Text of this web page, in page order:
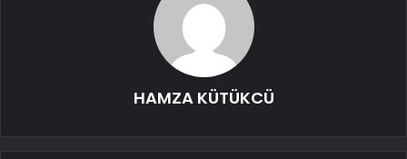
HAMZA KÜTÜKCÜ